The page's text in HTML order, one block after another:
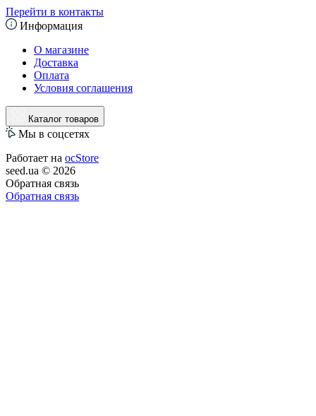
Перейти в контакты
Информация
О магазине
Доставка
Оплата
Условия соглашения
Каталог товаров
Мы в соцсетях
Работает на ocStore
seed.ua © 2026
Обратная связь
Обратная связь